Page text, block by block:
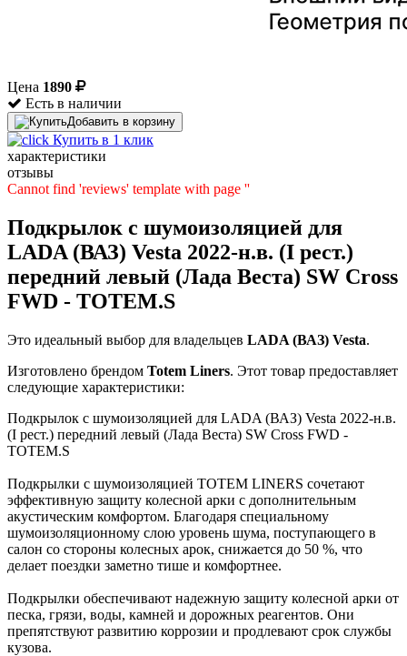
Цена 1890
Есть в наличии
Добавить в корзину
Купить в 1 клик
характеристики
отзывы
Cannot find 'reviews' template with page ''
Подкрылок с шумоизоляцией для
LADA (ВАЗ) Vesta 2022-н.в. (I рест.)
передний левый (Лада Веста) SW Cross
FWD - TOTEM.S
Это идеальный выбор для владельцев LADA (ВАЗ) Vesta.
Изготовлено брендом Totem Liners. Этот товар предоставляет
следующие характеристики:
Подкрылок с шумоизоляцией для LADA (ВАЗ) Vesta 2022-н.в.
(I рест.) передний левый (Лада Веста) SW Cross FWD -
TOTEM.S
Подкрылки с шумоизоляцией TOTEM LINERS сочетают
эффективную защиту колесной арки с дополнительным
акустическим комфортом. Благодаря специальному
шумоизоляционному слою уровень шума, поступающего в
салон со стороны колесных арок, снижается до 50 %, что
делает поездки заметно тише и комфортнее.
Подкрылки обеспечивают надежную защиту колесной арки от
песка, грязи, воды, камней и дорожных реагентов. Они
препятствуют развитию коррозии и продлевают срок службы
кузова.